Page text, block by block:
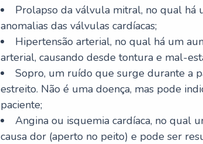
Prolapso da válvula mitral, no qual há
anomalias das válvulas cardíacas;
Hipertensão arterial, no qual há um
arterial, causando desde tontura e mal-
Sopro, um ruído que surge durante a
estreito. Não é uma doença, mas pode
paciente;
Angina ou isquemia cardíaca, no qual
causa dor (aperto no peito) e pode ser